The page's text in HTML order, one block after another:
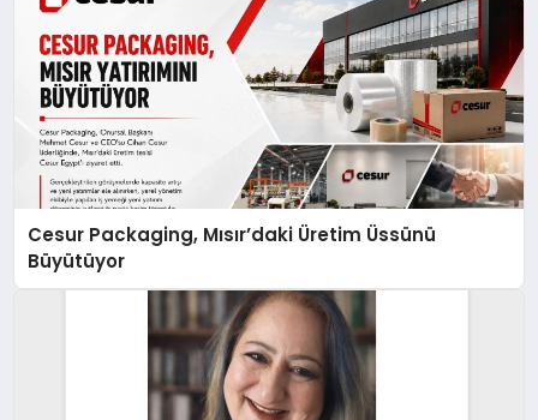
Cesur Packaging, Mısır’daki Üretim Üssünü
Büyütüyor